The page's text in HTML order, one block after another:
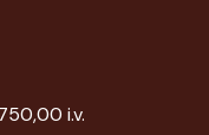
i.v.